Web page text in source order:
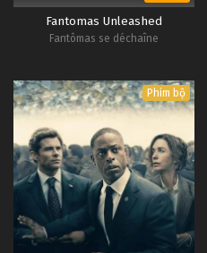
Fantomas Unleashed
Fantômas se déchaîne
Phim bộ